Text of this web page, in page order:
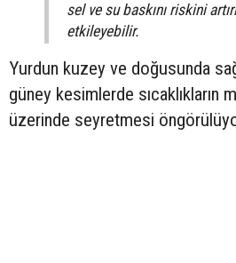
sel ve su baskını riskini
etkileyebilir.
Yurdun kuzey ve doğusunda
güney kesimlerde sıcaklıkların
üzerinde seyretmesi